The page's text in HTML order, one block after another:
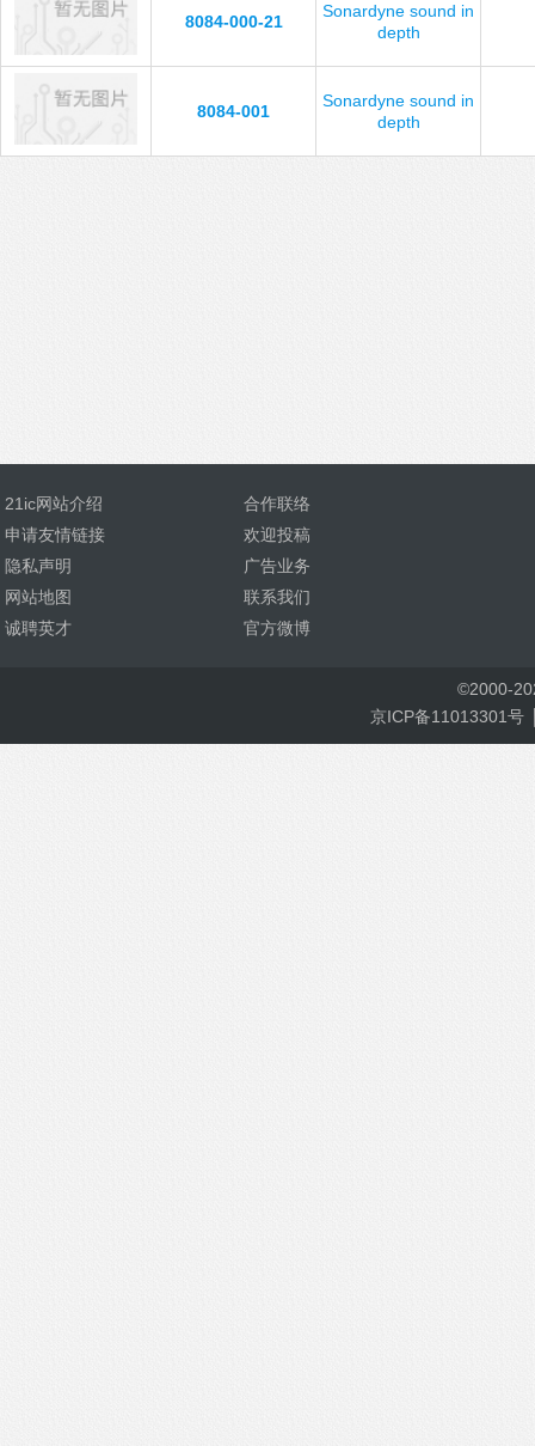
8084-000-21
Sonardyne sound in
depth
8084-001
Sonardyne sound in
depth
21ic网站介绍
合作联络
申请友情链接
欢迎投稿
隐私声明
广告业务
网站地图
联系我们
诚聘英才
官方微博
©2000-
京ICP备11013301号